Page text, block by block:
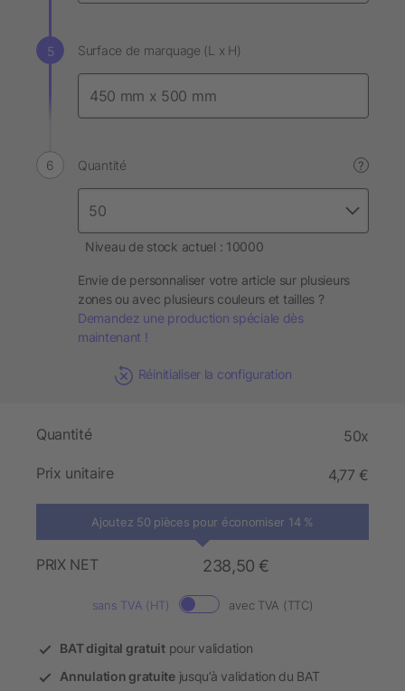
Surface de marquage (L x H)
Quantité ?
Niveau de stock actuel : 10000
Envie de personnaliser votre article sur plusieurs
zones ou avec plusieurs couleurs et tailles ?
Demandez une production spéciale dès
maintenant !
Réinitialiser la configuration
Quantité 50x
Prix unitaire 4,77 €
Ajoutez 50 pièces pour économiser 14 %
PRIX NET 238,50 €
sans TVA (HT) avec TVA (TTC)
BAT digital gratuitpour validation
Annulation gratuitejusqu’à validation du BAT